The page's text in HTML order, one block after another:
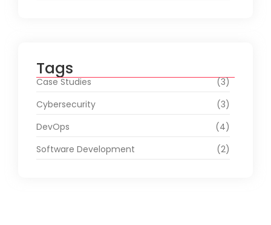
Tags
Case Studies
(3)
Cybersecurity
(3)
DevOps
(4)
Software Development
(2)